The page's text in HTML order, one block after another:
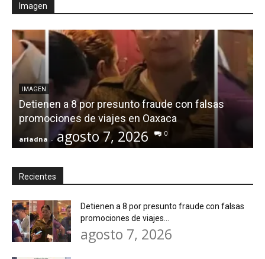
Imagen
IMAGEN
Detienen a 8 por presunto fraude con falsas
promociones de viajes en Oaxaca
ariadna - agosto 7, 2026 0
Recientes
Detienen a 8 por presunto fraude con falsas
promociones de viajes...
agosto 7, 2026